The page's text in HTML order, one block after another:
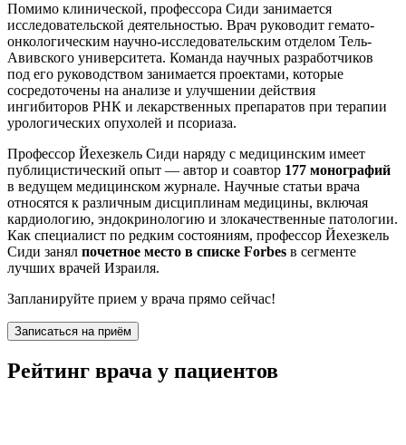
Помимо клинической, профессора Сиди занимается
исследовательской деятельностью. Врач руководит гемато-
онкологическим научно-исследовательским отделом Тель-
Авивского университета. Команда научных разработчиков
под его руководством занимается проектами, которые
сосредоточены на анализе и улучшении действия
ингибиторов РНК и лекарственных препаратов при терапии
урологических опухолей и псориаза.
Профессор Йехезкель Сиди наряду с медицинским имеет
публицистический опыт — автор и соавтор 177 монографий
в ведущем медицинском журнале. Научные статьи врача
относятся к различным дисциплинам медицины, включая
кардиологию, эндокринологию и злокачественные патологии.
Как специалист по редким состояниям, профессор Йехезкель
Сиди занял почетное место в списке Forbes в сегменте
лучших врачей Израиля.
Запланируйте прием у врача прямо сейчас!
Записаться на приём
Рейтинг врача у пациентов